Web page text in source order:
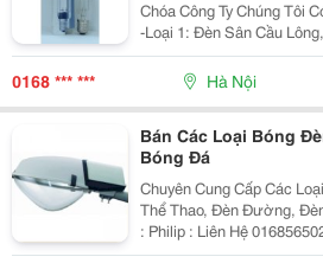
Chóa Công Ty Chúng Tôi Có Các Loại Bộ Đèn Như Sau:
-Loại 1: Đèn Sân Cầu
Nhà Máy : Philips - Ánh Sáng Trắng +Chấn Lưu Của
Hãng Philips Bảo Hành 12
0168 *** *** Hà Nội
Bán Các Loại Bóng
Bóng Đá
Chuyên Cung Cấp Các
Thể Thao, Đèn Đường, Đèn Nhà
: Philip : Liên Hệ 01685650210 Để Có Giá Tốt Nhất
Universal : Liên Hệ